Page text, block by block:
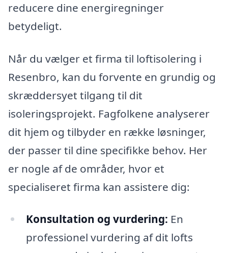
reducere dine energiregninger
betydeligt.
Når du vælger et firma til loftisolering i
Resenbro, kan du forvente en grundig og
skræddersyet tilgang til dit
isoleringsprojekt. Fagfolkene analyserer
dit hjem og tilbyder en række løsninger,
der passer til dine specifikke behov. Her
er nogle af de områder, hvor et
specialiseret firma kan assistere dig:
Konsultation og vurdering: En
professionel vurdering af dit lofts